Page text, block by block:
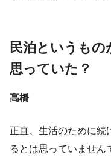
民泊というもの
思っていた？
高橋
正直、生活のために続
るとは思っていません